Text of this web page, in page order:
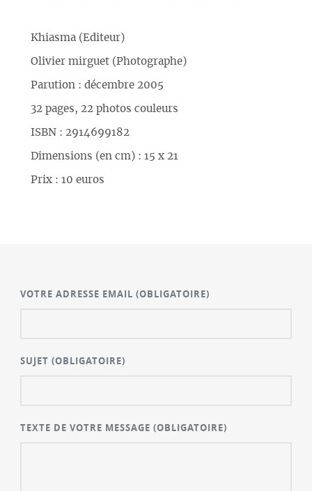
Khiasma (Editeur)
Olivier mirguet (Photographe)
Parution : décembre 2005
32 pages, 22 photos couleurs
ISBN : 2914699182
Dimensions (en cm) : 15 x 21
Prix : 10 euros
VOTRE ADRESSE EMAIL(OBLIGATOIRE)
SUJET(OBLIGATOIRE)
TEXTE DE VOTRE MESSAGE(OBLIGATOIRE)